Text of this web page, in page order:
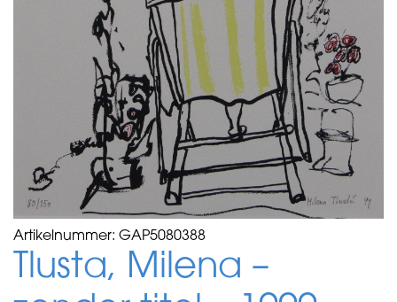
Artikelnummer: GAP5080388
Tlusta, Milena –